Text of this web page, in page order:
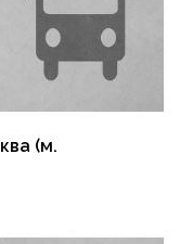
(м.